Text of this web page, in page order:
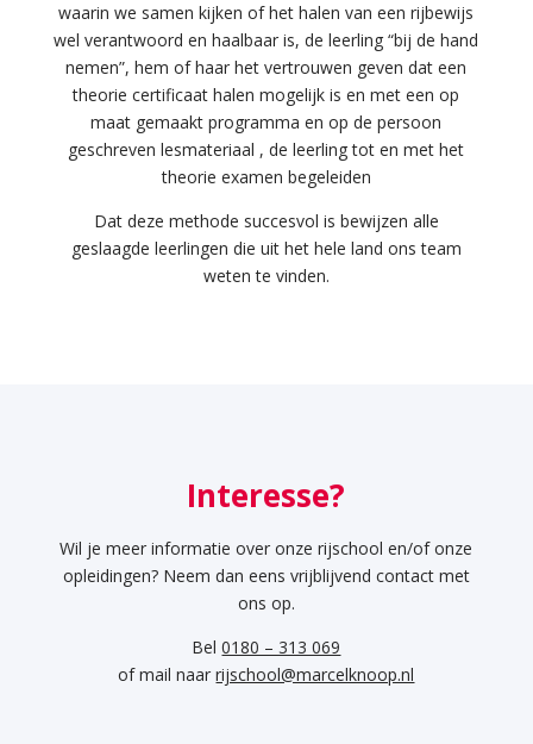
waarin we samen kijken of het halen van een rijbewijs
wel verantwoord en haalbaar is, de leerling “bij de hand
nemen”, hem of haar het vertrouwen geven dat een
theorie certificaat halen mogelijk is en met een op
maat gemaakt programma en op de persoon
geschreven lesmateriaal , de leerling tot en met het
theorie examen begeleiden
Dat deze methode succesvol is bewijzen alle
geslaagde leerlingen die uit het hele land ons team
weten te vinden.
Interesse?
Wil je meer informatie over onze rijschool en/of onze
opleidingen? Neem dan eens vrijblijvend contact met
ons op.
Bel0180 – 313 069
of mail naarrijschool@marcelknoop.nl